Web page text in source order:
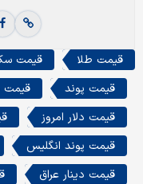
قیمت طلا قیمت
قیمت پوند
قیمت
قیمت دلار امروز
قیمت پوند انگلیس
قیمت دینار عراق